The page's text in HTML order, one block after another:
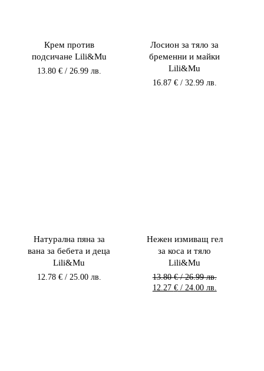
Крем против
подсичане Lili&Mu
13.80 €/ 26.99 лв.
Лосион за тяло за
бременни и майки
Lili&Mu
16.87 €/ 32.99 лв.
Натурална пяна за
вана за бебета и деца
Lili&Mu
12.78 €/ 25.00 лв.
Нежен измиващ гел
за коса и тяло
Lili&Mu
13.80€/ 26.99 лв.
Original
12.27 €/ 24.00 лв.